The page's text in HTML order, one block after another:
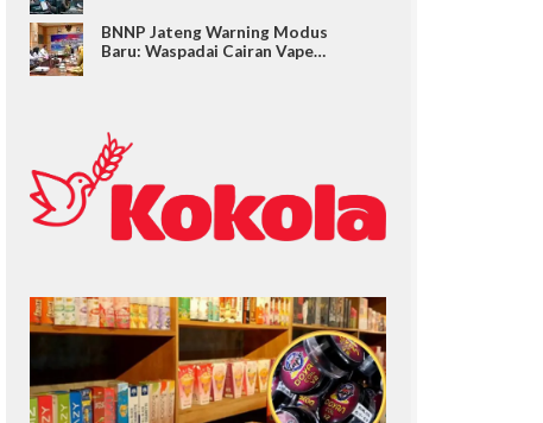
BNNP Jateng Warning Modus
Baru: Waspadai Cairan Vape…